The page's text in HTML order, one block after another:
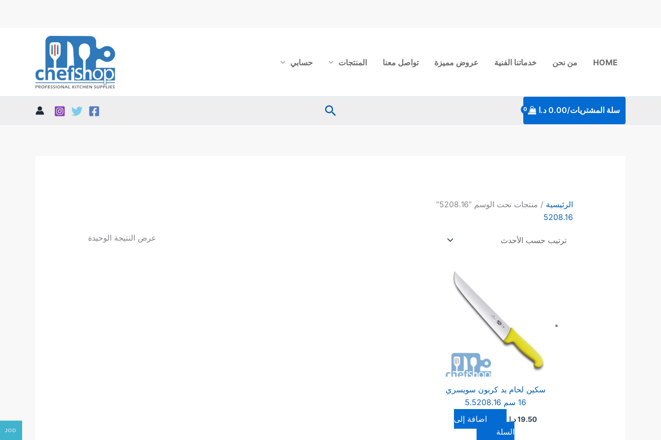
HOME من نحن خدماتنا الفنية عروض مميزة تواصل معنا المنتجات حسابي
سلة المشتريات/0.00 د.ا البحث
الرئيسية / منتجات تحت الوسم “5208.16”
5208.16
عرض النتيجة الوحيدة
سكين لحام يد كربون سويسري
16 سم 5.5208.16
19.50د.ا
إضافة إلى
السلة
JOD